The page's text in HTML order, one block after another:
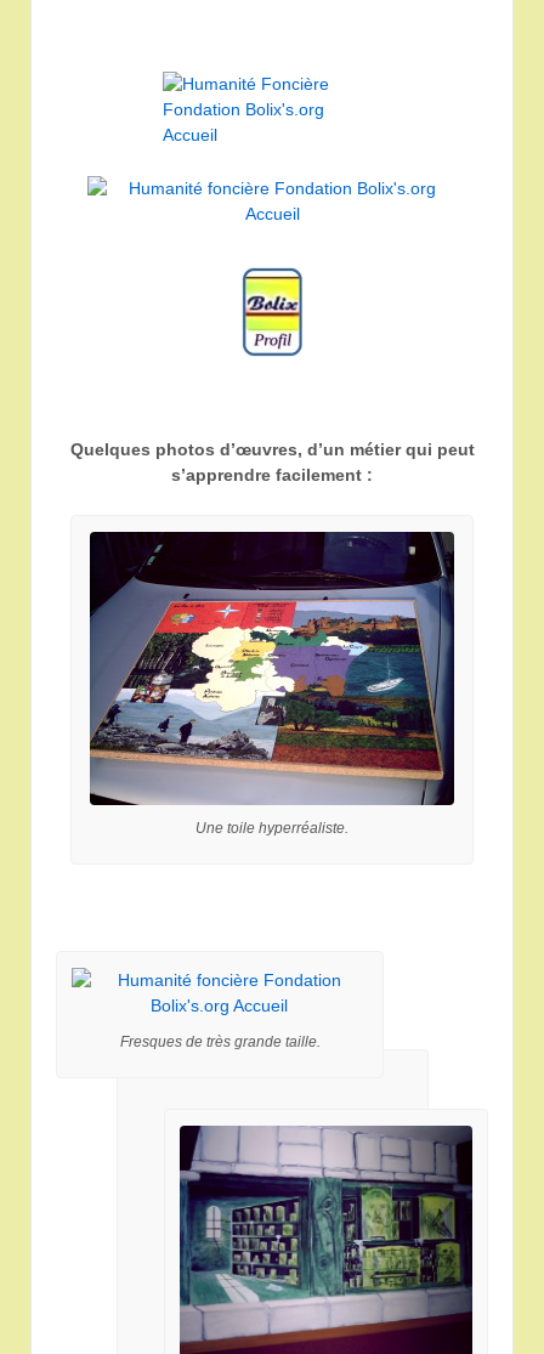
Quelques photos d’œuvres, d’un métier qui peut
s’apprendre facilement :
Une toile hyperréaliste.
Fresques de très grande taille.